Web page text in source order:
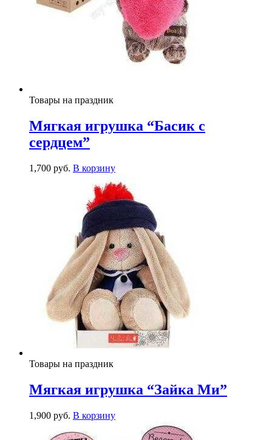
Товары на праздник
Мягкая игрушка “Басик с
сердцем”
1,700 руб. В корзину
Товары на праздник
Мягкая игрушка “Зайка Ми”
1,900 руб. В корзину